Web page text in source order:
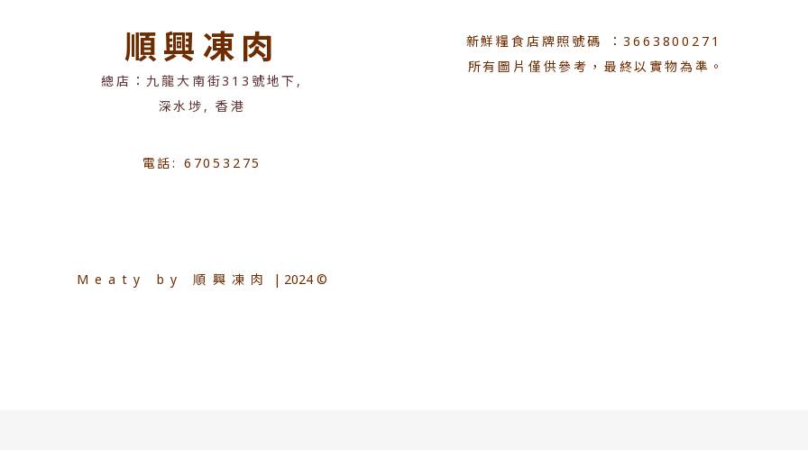
順興凍肉
總店：九龍大南街313號地下,
深水埗, 香港
電話: 67053275
新鮮糧食店牌照號碼 ：3663800271
所有圖片僅供參考，最終以實物為準。
Meaty by 順興凍肉 | 2024 ©